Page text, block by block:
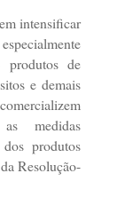
intensificar
produtos de
e demais
medidas
produtos
Resolução-